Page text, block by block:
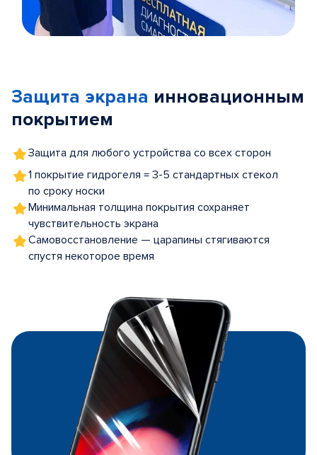
5
Защита экрана инновационным
покрытием
Защита для любого устройства со всех сторон
1 покрытие гидрогеля = 3-5 стандартных стекол
по сроку носки
Минимальная толщина покрытия сохраняет
чувствительность экрана
Самовосстановление — царапины стягиваются
спустя некоторое время